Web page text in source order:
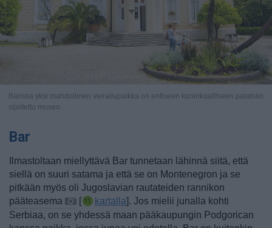
Barissa yksi mahdollinen vierailupaikka on entiseen kuninkaalliseen palatsiin
sijoitettu museo.
Bar
Ilmastoltaan miellyttävä Bar tunnetaan lähinnä siitä, että
siellä on suuri satama ja että se on Montenegron ja se
pitkään myös oli Jugoslavian rautateiden rannikon
pääteasema
[ kartalla]. Jos mielii junalla kohti
Serbiaa, on se yhdessä maan pääkaupungin Podgorican